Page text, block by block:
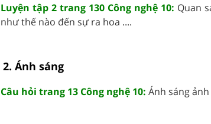
Luyện tập 2 trang 130 Công nghệ 10: Quan
như thế nào đến sự ra hoa ....
2. Ánh sáng
Câu hỏi trang 13 Công nghệ 10: Ánh sáng